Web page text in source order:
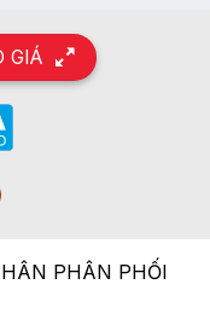
GIÁ
PHÂN PHỐI